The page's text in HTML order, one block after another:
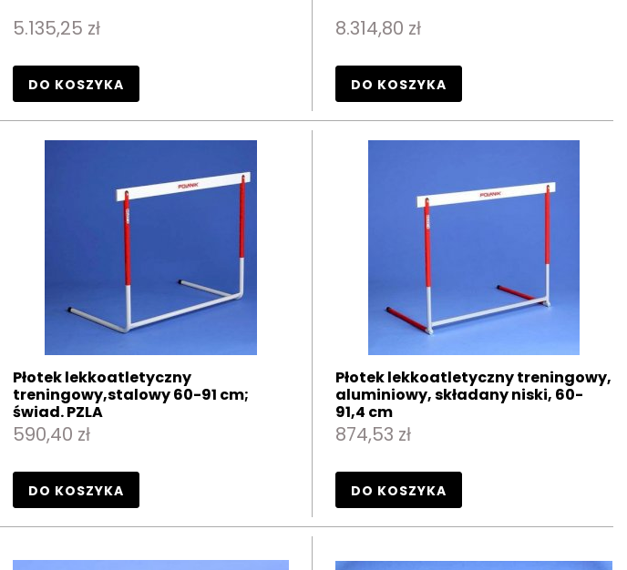
5.135,25 zł
DO KOSZYKA
8.314,80 zł
DO KOSZYKA
Płotek lekkoatletyczny
treningowy,stalowy 60-91 cm;
świad. PZLA
590,40 zł
DO KOSZYKA
Płotek lekkoatletyczny treningowy,
aluminiowy, składany niski, 60-
91,4 cm
874,53 zł
DO KOSZYKA